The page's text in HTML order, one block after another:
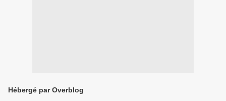
Hébergé par Overblog